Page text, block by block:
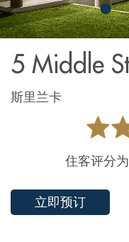
5 Middle
斯里兰卡
住客评分为
立即预订